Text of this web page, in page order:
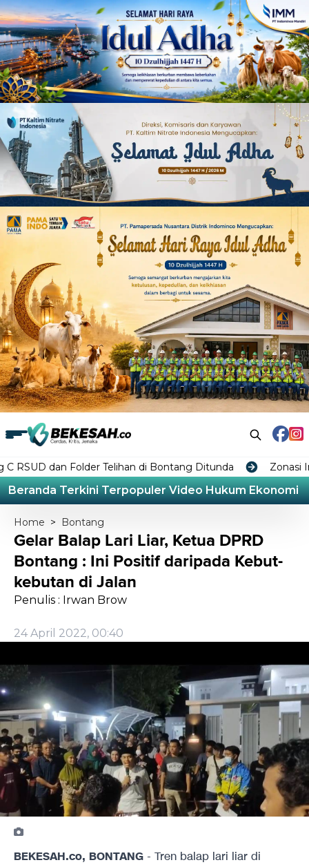
Folder Telihan di Bontang Ditunda Zonasi Industri di
Beranda Terkini Terpopuler Video Hukum Ekonomi
Home > Bontang
Gelar Balap Lari Liar, Ketua DPRD
Bontang : Ini Positif daripada Kebut-
kebutan di Jalan
Penulis : Irwan Brow
24 April 2022, 00:40
BEKESAH.co, BONTANG - Tren balap lari liar di